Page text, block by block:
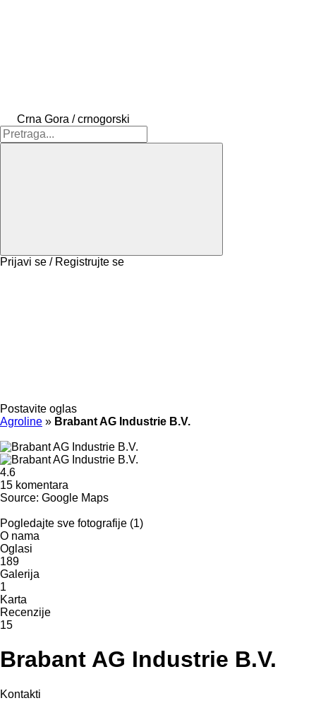
Crna Gora / crnogorski
Prijavi se / Registrujte se
Postavite oglas
Agroline » Brabant AG Industrie B.V.
4.6
15 komentara
Source: Google Maps
Pogledajte sve fotografije (1)
O nama
Oglasi
189
Galerija
1
Karta
Recenzije
15
Brabant AG Industrie B.V.
Kontakti